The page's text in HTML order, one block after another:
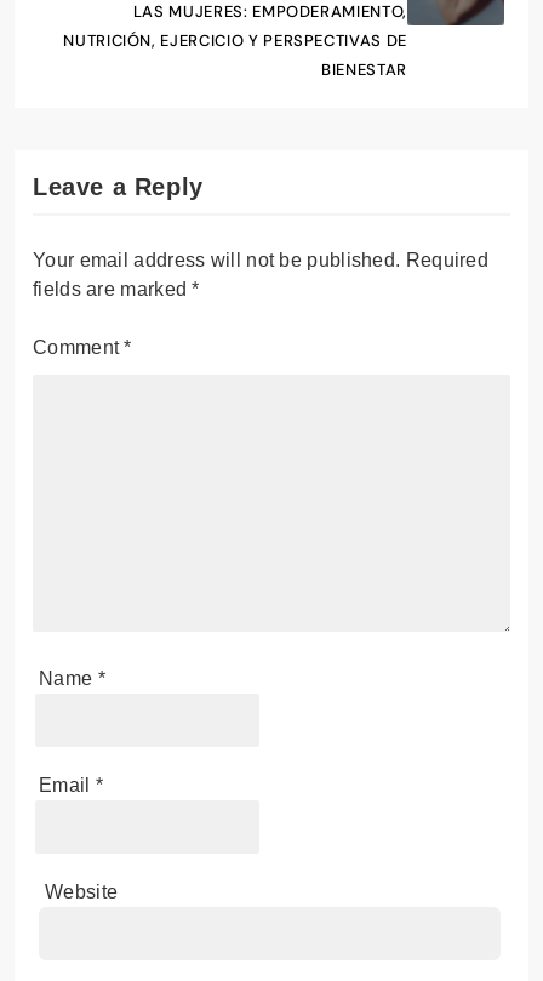
LAS MUJERES: EMPODERAMIENTO,
NUTRICIÓN, EJERCICIO Y PERSPECTIVAS DE
BIENESTAR
Leave a Reply
Your email address will not be published. Required
fields are marked*
Comment*
Name *
Email *
Website